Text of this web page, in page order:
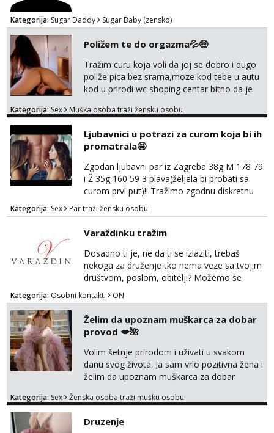
Kategorija: Sugar Daddy Sugar Baby (zensko)
Poližem te do orgazma💦🤑
Tražim curu koja voli da joj se dobro i dugo
poliže pica bez srama,moze kod tebe u autu
kod u prirodi wc shoping centar bitno da je
jer nisam solo. Zgodan sam i diskretan,sliku
za brz dogovor Kontakt 0958759047
Kategorija: Sex Muška osoba traži žensku osobu
Ljubavnici u potrazi za curom koja bi ih
promatrala🤩
Zgodan ljubavni par iz Zagreba 38g M 178 79
i Ž 35g 160 59 3 plava(željela bi probati sa
curom prvi put)!! Tražimo zgodnu diskretnu
curu koja bi nas promatrala dok imamo
žestok odnos. Može se pridruziti ali i ne
mora.Bitno da uzivamo diskretno anonimno
bez upoznavanja puno.Sliku mozemo
razmjeniti,ali najbolje uzivo se upoznati. Na
goo smo do 15.8 poslije tog mozemo se
druziti,javi se na mail il...
Kategorija: Sex Par traži žensku osobu
Varaždinku tražim
Dosadno ti je, ne da ti se izlaziti, trebaš
nekoga za druženje tko nema veze sa tvojim
društvom, poslom, obitelji? Možemo se
podružiti i zabaviti na razne načine. Makni se
od svakodnevice samnom. Javi se na
Whatsapp. Samo Varaždin i okolica.
Kategorija: Osobni kontakti ON
Želim da upoznam muškarca za dobar
provod 💋🌺
Volim šetnje prirodom i uživati u svakom
danu svog života. Ja sam vrlo pozitivna žena i
želim da upoznam muškarca za dobar
na link ispod i nadji me tamo, cekam te!
Kategorija: Sex Ženska osoba traži mušku osobu
Druzenje